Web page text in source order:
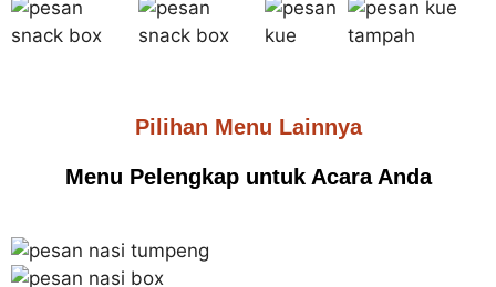
Pilihan Menu Lainnya
Menu Pelengkap untuk Acara Anda